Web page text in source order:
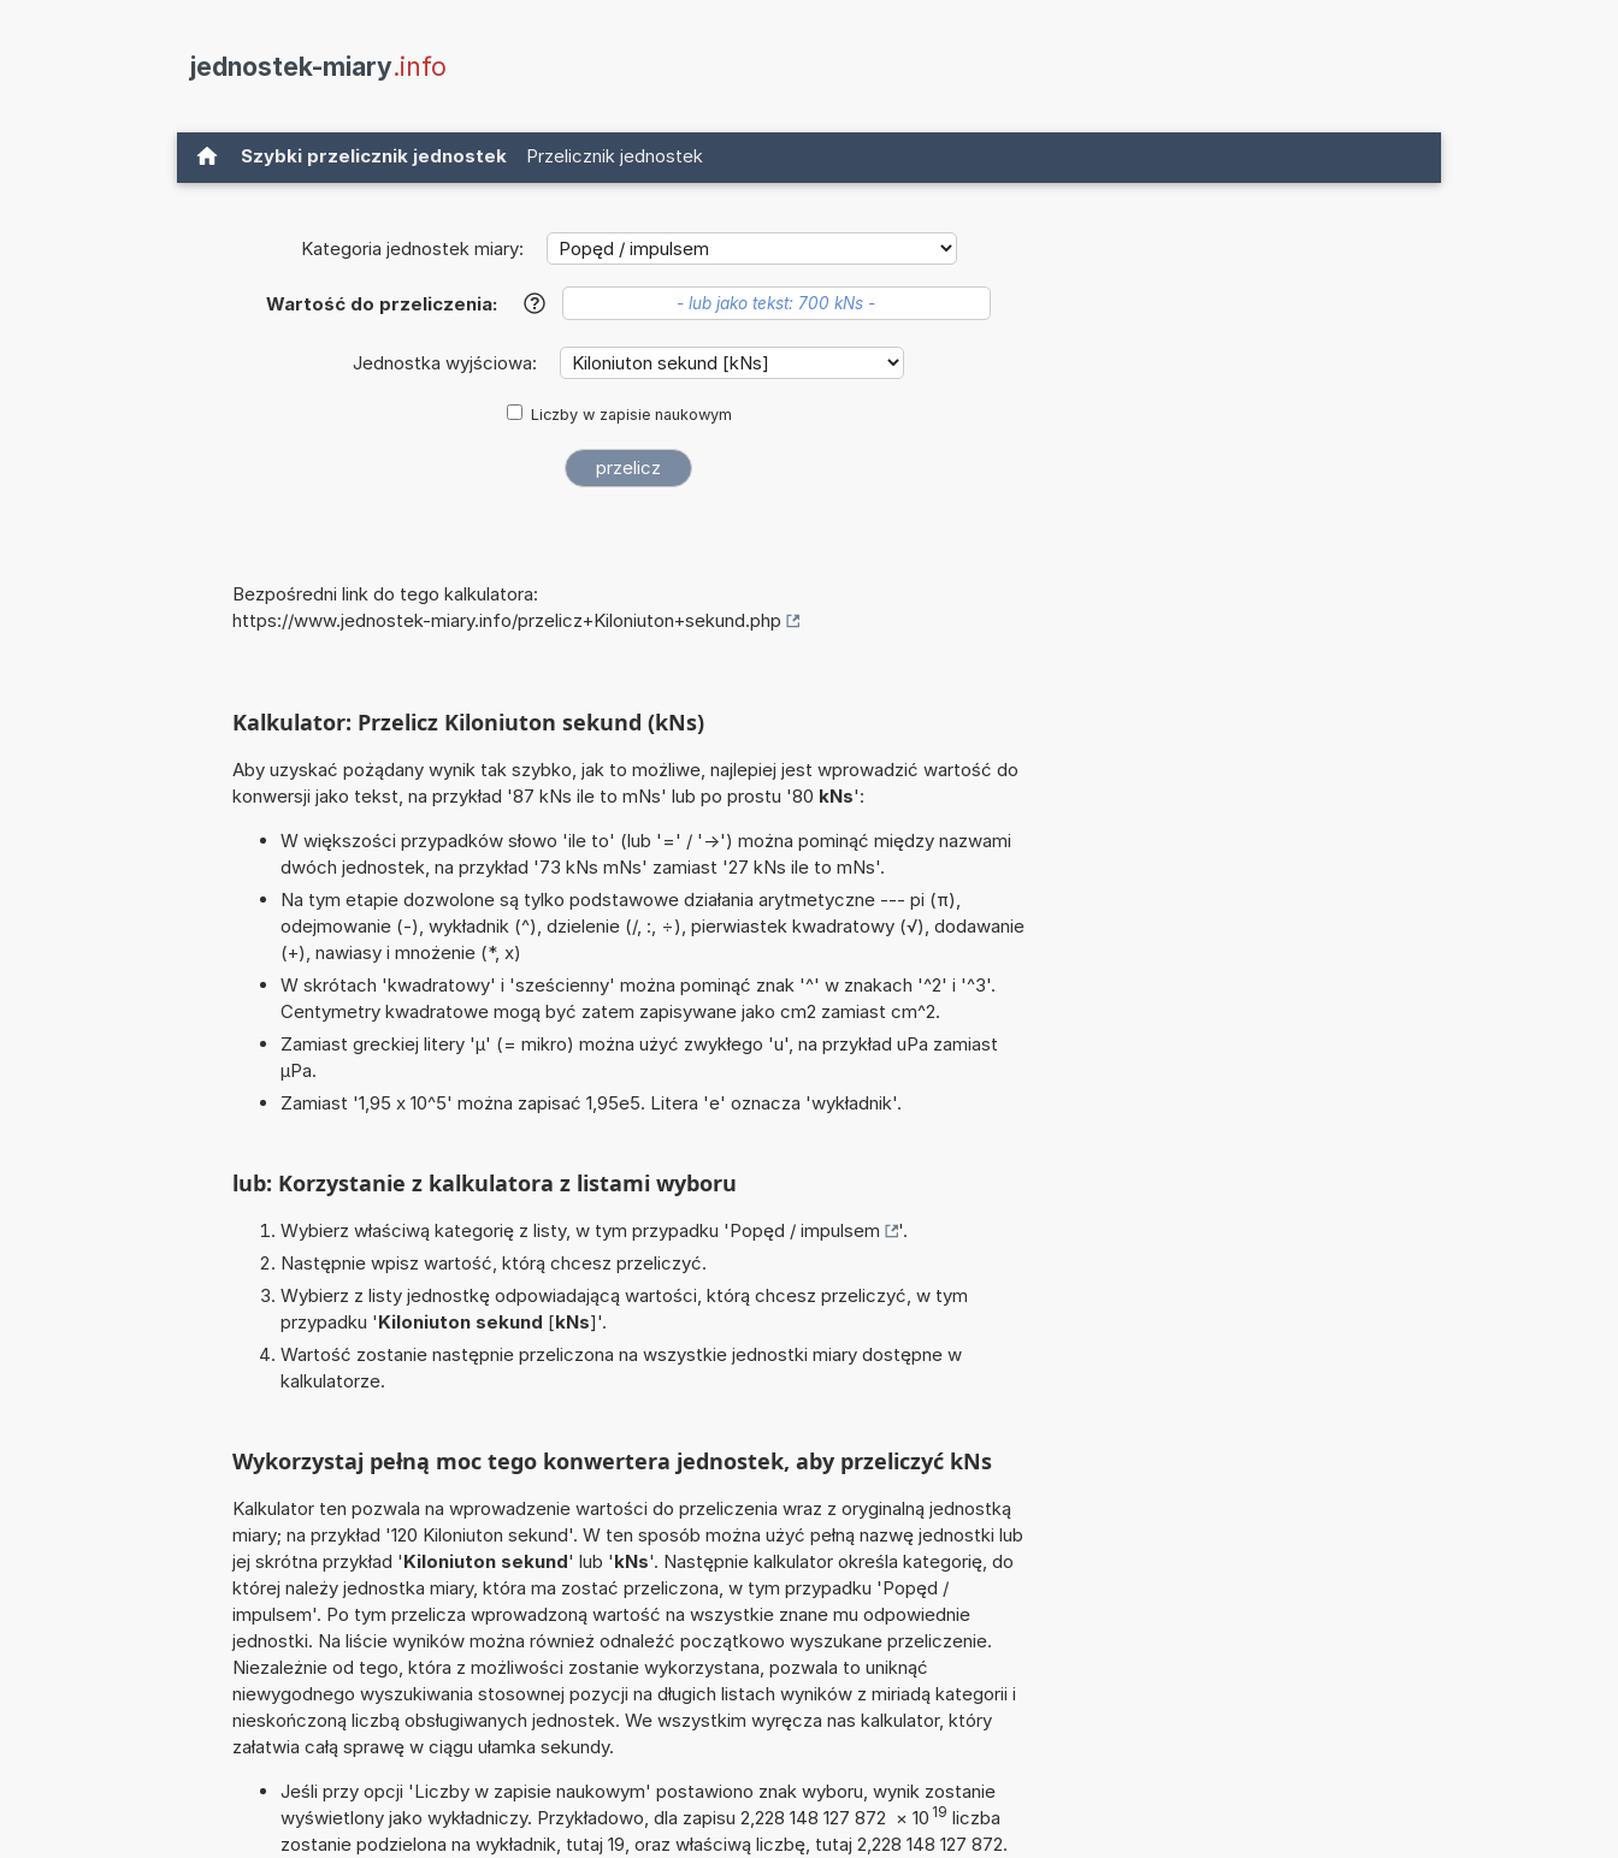
jednostek-miary.info
Szybki przelicznik jednostek Przelicznik jednostek
Kategoria jednostek miary:
Wartość do przeliczenia: ?
Jednostka wyjściowa:
Liczby w zapisie naukowym
Bezpośredni link do tego kalkulatora:
https://www.jednostek-miary.info/przelicz+Kiloniuton+sekund.php
Kalkulator: Przelicz Kiloniuton sekund (kNs)
Aby uzyskać pożądany wynik tak szybko, jak to możliwe, najlepiej jest wprowadzić wartość do
konwersji jako tekst, na przykład '87 kNs ile to mNs' lub po prostu '80 kNs':
W większości przypadków słowo 'ile to' (lub '=' / '->') można pominąć między nazwami
dwóch jednostek, na przykład '73 kNs mNs' zamiast '27 kNs ile to mNs'.
Na tym etapie dozwolone są tylko podstawowe działania arytmetyczne --- pi (π),
odejmowanie (-), wykładnik (^), dzielenie (/, :, ÷), pierwiastek kwadratowy (√), dodawanie
(+), nawiasy i mnożenie (*, x)
W skrótach 'kwadratowy' i 'sześcienny' można pominąć znak '^' w znakach '^2' i '^3'.
Centymetry kwadratowe mogą być zatem zapisywane jako cm2 zamiast cm^2.
Zamiast greckiej litery 'µ' (= mikro) można użyć zwykłego 'u', na przykład uPa zamiast
µPa.
Zamiast '1,95 x 10^5' można zapisać 1,95e5. Litera 'e' oznacza 'wykładnik'.
lub: Korzystanie z kalkulatora z listami wyboru
Wybierz właściwą kategorię z listy, w tym przypadku 'Popęd / impulsem
'.
Następnie wpisz wartość, którą chcesz przeliczyć.
Wybierz z listy jednostkę odpowiadającą wartości, którą chcesz przeliczyć, w tym
przypadku 'Kiloniuton sekund [kNs]'.
Wartość zostanie następnie przeliczona na wszystkie jednostki miary dostępne w
kalkulatorze.
Wykorzystaj pełną moc tego konwertera jednostek, aby przeliczyć kNs
Kalkulator ten pozwala na wprowadzenie wartości do przeliczenia wraz z oryginalną jednostką
miary; na przykład '120 Kiloniuton sekund'. W ten sposób można użyć pełną nazwę jednostki lub
jej skrótna przykład 'Kiloniuton sekund' lub 'kNs'. Następnie kalkulator określa kategorię, do
której należy jednostka miary, która ma zostać przeliczona, w tym przypadku 'Popęd /
impulsem'. Po tym przelicza wprowadzoną wartość na wszystkie znane mu odpowiednie
jednostki. Na liście wyników można również odnaleźć początkowo wyszukane przeliczenie.
Niezależnie od tego, która z możliwości zostanie wykorzystana, pozwala to uniknąć
niewygodnego wyszukiwania stosownej pozycji na długich listach wyników z miriadą kategorii i
nieskończoną liczbą obsługiwanych jednostek. We wszystkim wyręcza nas kalkulator, który
załatwia całą sprawę w ciągu ułamka sekundy.
Jeśli przy opcji 'Liczby w zapisie naukowym' postawiono znak wyboru, wynik zostanie
wyświetlony jako wykładniczy. Przykładowo, dla zapisu 2,228 148 127 872 × 10 19 liczba
zostanie podzielona na wykładnik, tutaj 19, oraz właściwą liczbę, tutaj 2,228 148 127 872.